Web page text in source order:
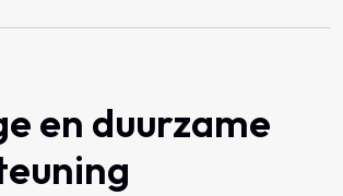
en duurzame